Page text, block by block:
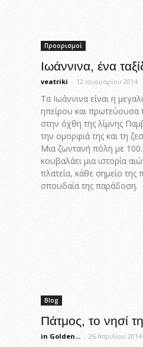
Προορισμοί
Ιωάννινα, ένα
veatriki - 12 Ιανουαρίου 2014
Τα Ιωάννινα είναι η
ηπείρου και πρωτεύουσα
στην όχθη της λίμνης
την ομορφιά της και τη
Μια ζωντανή πόλη με
κουβαλάει μια ιστορία
πλατεία, κάθε σημείο της
σπουδαία της παράδοση.
Blog
Πάτμος, το νησί
in Golden... - 26 Απριλίου 2014